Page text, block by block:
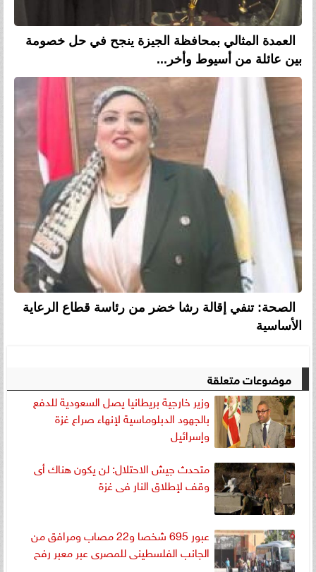
العمدة المثالي بمحافظة الجيزة ينجح في حل خصومة
بين عائلة من أسيوط وأخر...
الصحة: تنفي إقالة رشا خضر من رئاسة قطاع الرعاية
الأساسية
موضوعات متعلقة
وزير خارجية بريطانيا يصل السعودية للدفع
بالجهود الدبلوماسية لإنهاء صراع غزة
وإسرائيل
متحدث جيش الاحتلال: لن يكون هناك أى
وقف لإطلاق النار فى غزة
عبور 695 شخصا و22 مصاب ومرافق من
الجانب الفلسطينى للمصرى عبر معبر رفح